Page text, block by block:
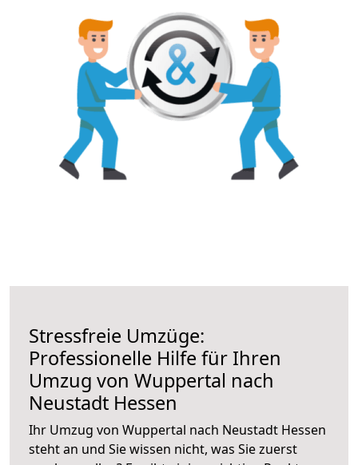
Stressfreie Umzüge:
Professionelle Hilfe für Ihren
Umzug von Wuppertal nach
Neustadt Hessen
Ihr Umzug von Wuppertal nach Neustadt Hessen
steht an und Sie wissen nicht, was Sie zuerst